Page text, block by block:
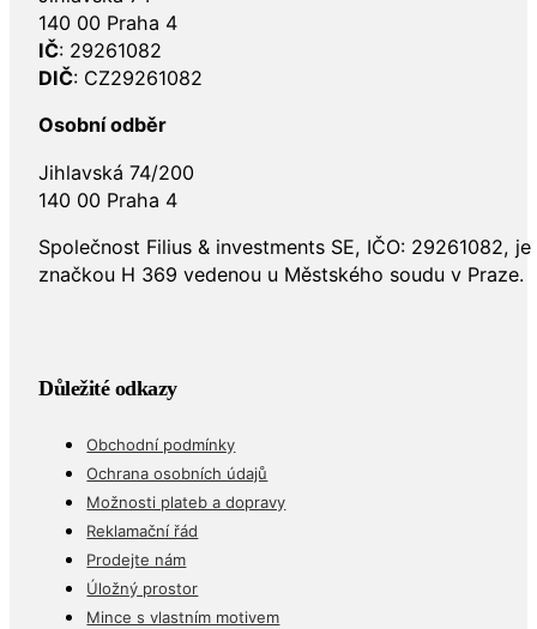
140 00 Praha 4
IČ: 29261082
DIČ: CZ29261082
Osobní odběr
Jihlavská 74/200
140 00 Praha 4
Společnost Filius & investments SE, IČO: 29261082,
značkou H 369 vedenou u Městského soudu v Praze.
Důležité odkazy
Obchodní podmínky
Ochrana osobních údajů
Možnosti plateb a dopravy
Reklamační řád
Prodejte nám
Úložný prostor
Mince s vlastním motivem